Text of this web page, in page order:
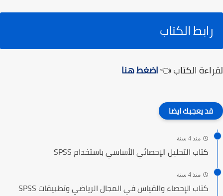
رابط الكتاب
لقراءة الكتاب 👈اضغط هنا
قد يعجبك ايضا
منذ 4 سنة
كتاب التحليل الإحصائي الأساسي باستخدام SPSS
منذ 4 سنة
كتاب الإحصاء والقياس في المجال الرياضي وتطبيقات SPSS